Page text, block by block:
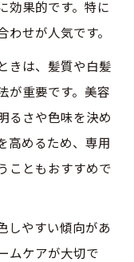
効果的です。特に
せが人気です。
きは、髪質や白髪
が重要です。美容
るさや色味を決め
高めるため、専用
こともおすすめで
しやすい傾向があ
ムケアが大切で